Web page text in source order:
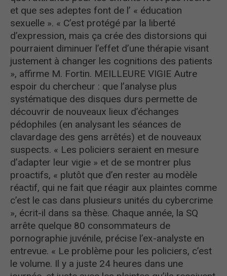
et que ses adeptes font de l’ « éducation
sexuelle ». « C’est protégé par la liberté
d’expression, mais ça crée des distorsions qui
pourraient diminuer l’effet d’une thérapie visant
justement à changer les cognitions des patients
», affirme M. Fortin. MEILLEURE VIGIE Autre
espoir du chercheur : que l’analyse plus
systématique des disques durs permette de
découvrir de nouveaux lieux d’échanges
pédophiles (en analysant les séances de
clavardage des gens arrêtés) et de nouveaux
suspects. « Les policiers seraient en mesure
d’adapter leur vigie » et de se montrer plus
proactifs, « plutôt que d’en rester au modèle
réactif, qui ne fait que réagir aux plaintes comme
c’est le cas dans plusieurs unités du cybercrime
», écrit-il dans sa thèse. Chaque année, la SQ
arrête quelque 80 consommateurs de
pornographie juvénile, précise l’ex-analyste en
entrevue. « Le problème pour les policiers, c’est
le volume. Il y a juste 24 heures dans une